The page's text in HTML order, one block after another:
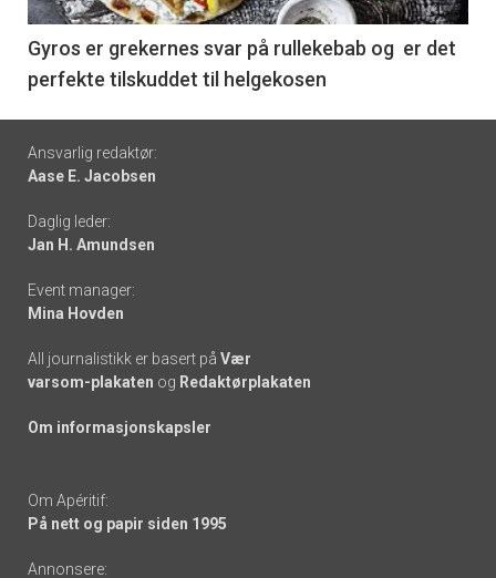
6
Gyros er grekernes svar på rullekebab og er det
perfekte tilskuddet til helgekosen
Footer
-
links
Ansvarlig redaktør:
Aase E. Jacobsen
Daglig leder:
Jan H. Amundsen
Event manager:
Mina Hovden
All journalistikk er basert på Vær
varsom-plakaten og Redaktørplakaten
Om informasjonskapsler
Om Apéritif:
På nett og papir siden 1995
Annonsere: